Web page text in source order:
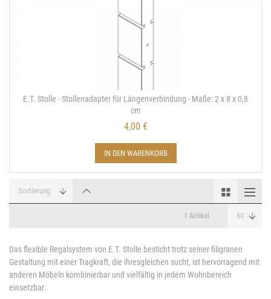
E.T. Stolle - Stollenadapter für Längenverbindung - Maße: 2 x 8 x 0,8
cm
4,00 €
IN DEN WARENKORB
1 Artikel
Das flexible Regalsystem von E.T. Stolle besticht trotz seiner filigranen
Gestaltung mit einer Tragkraft, die ihresgleichen sucht, ist hervorragend mit
anderen Möbeln kombinierbar und vielfältig in jedem Wohnbereich
einsetzbar.